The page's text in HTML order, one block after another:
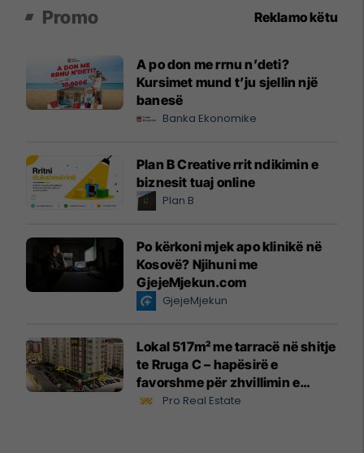
Promo Reklamo këtu
A po don me rrnu n’deti?
Kursimet mund t’ju sjellin një
banesë
Banka Ekonomike
Plan B Creative rrit ndikimin e
biznesit tuaj online
Plan B
Po kërkoni mjek apo klinikë në
Kosovë? Njihuni me
GjejeMjekun.com
GjejeMjekun
Lokal 517m² me tarracë në shitje
te Rruga C – hapësirë e
favorshme për zhvillimin e
biznesit #15796
Pro Real Estate